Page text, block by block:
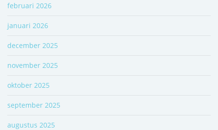
februari 2026
januari 2026
december 2025
november 2025
oktober 2025
september 2025
augustus 2025